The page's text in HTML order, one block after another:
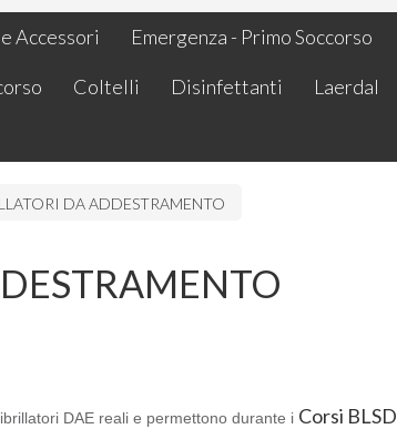
Accessori Emergenza - Primo Soccorso
Coltelli Disinfettanti Laerdal
DA ADDESTRAMENTO
DAE reali e permettono durante i Corsi BLSD